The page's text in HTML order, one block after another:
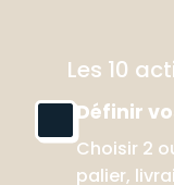
Les 10
Définir
Choisir 2
palier,